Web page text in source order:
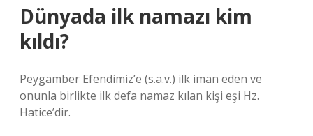
Dünyada ilk namazı kim
kıldı?
Peygamber Efendimiz’e (s.a.v.) ilk iman eden ve
onunla birlikte ilk defa namaz kılan kişi eşi Hz.
Hatice’dir.